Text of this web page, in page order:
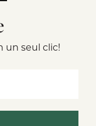
un seul clic!